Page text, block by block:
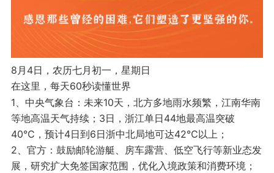
卡卡动能素 无创溶斑术
美业357 芯诗妍
每次200金币 点击购买
师 小熊水光
爆汗熊
脂
卡卡动能素
皇斯普拉雅
8月4日，农历七月初一，星期日
在这里，每天60秒读懂世界
1、中央气象台：未来10天，北方多地雨水频繁，江南华南
等地高温天气持续；3日，浙江单日44地最高温突破
40℃，预计4日到6日浙中北局地可达42℃以上；
2、官方：鼓励邮轮游艇、房车露营、低空飞行等新业态发
展，研究扩大免签国家范围，优化入境政策和消费环境；